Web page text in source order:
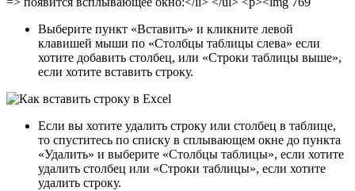
Выберите пункт «Вставить» и кликните левой
клавишей мыши по «Столбцы таблицы слева» если
хотите добавить столбец, или «Строки таблицы выше»,
если хотите вставить строку.
Если вы хотите удалить строку или столбец в таблице,
то спуститесь по списку в сплывающем окне до пункта
«Удалить» и выберите «Столбцы таблицы», если хотите
удалить столбец или «Строки таблицы», если хотите
удалить строку.